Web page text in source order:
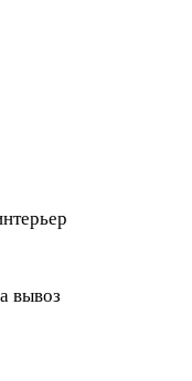
вывоз